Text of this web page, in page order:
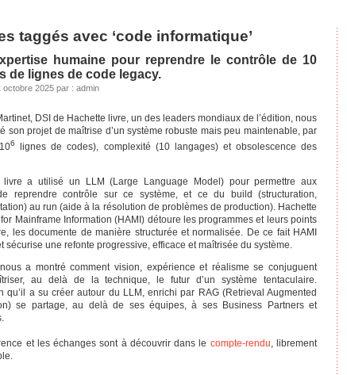
taggés avec ‘code informatique’
humaine pour reprendre le contrôle de 10
de lignes de code legacy.
octobre 2025 par : admin
DSI de Hachette livre, un des leaders mondiaux de l’édition, nous
son projet de maîtrise d’un système robuste mais peu maintenable, par
6
lignes de codes), complexité (10 langages) et obsolescence des
livre a utilisé un LLM (Large Language Model) pour permettre aux
reprendre contrôle sur ce système, et ce du build (structuration,
au run (aide à la résolution de problèmes de production). Hachette
Mainframe Information (HAMI) détoure les programmes et leurs points
les documente de manière structurée et normalisée. De ce fait HAMI
sécurise une refonte progressive, efficace et maîtrisée du système.
a montré comment vision, expérience et réalisme se conjuguent
au delà de la technique, le futur d’un système tentaculaire.
qu’il a su créer autour du LLM, enrichi par RAG (Retrieval Augmented
se partage, au delà de ses équipes, à ses Business Partners et
et les échanges sont à découvrir dans le compte-rendu, librement